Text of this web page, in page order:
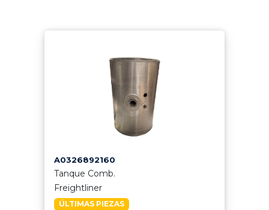
A0326892160
Tanque Comb.
Freightliner
ÚLTIMAS PIEZAS